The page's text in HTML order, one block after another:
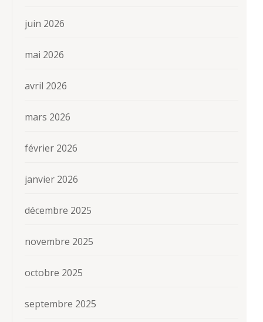
juin 2026
mai 2026
avril 2026
mars 2026
février 2026
janvier 2026
décembre 2025
novembre 2025
octobre 2025
septembre 2025